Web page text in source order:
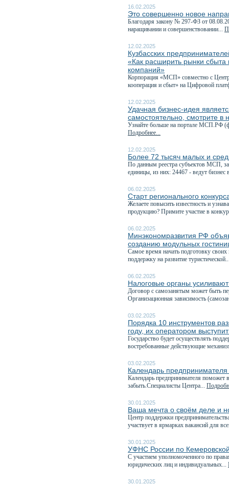
16.02.2025
Это совершенно новое
Благодаря закону № 297-ФЗ от
наращивании и совершенствовании...
12.02.2025
Кузбасских
«Как расширить рынки сбыта
компаний»
Корпорация «МСП» совместно с
кооперация и сбыт» на Цифровой
12.02.2025
Удачная бизнес-идея
самостоятельно, смотрите в
Узнайте больше на портале МСП.РФ
Подробнее...
12.02.2025
Более 72 тысяч малых и
По данным реестра субъектов МСП, за
единицы, из них: 24467 - ведут бизнес
06.02.2025
Старт регионального
Желаете повысить известность и
продукцию? Примите участие в
06.02.2025
Минэкономразвития РФ
созданию модульных
Самое время начать подготовку
поддержку на развитие
06.02.2025
Налоговые органы
Договор с самозанятым может быть
Организационная зависимость
03.02.2025
Порядка 10 инструментов
году, их оператором
Государство будет осуществлять
востребованные действующие
03.02.2025
Календарь
Календарь предпринимателя поможет
забыть.Специалисты Центра...
30.01.2025
Ваша мечта о своём деле и
Центр поддержки
участвует в ярмарках вакансий для
30.01.2025
УФНС России по
C участием уполномоченного по
юридических лиц и индивидуальных...
30.01.2025